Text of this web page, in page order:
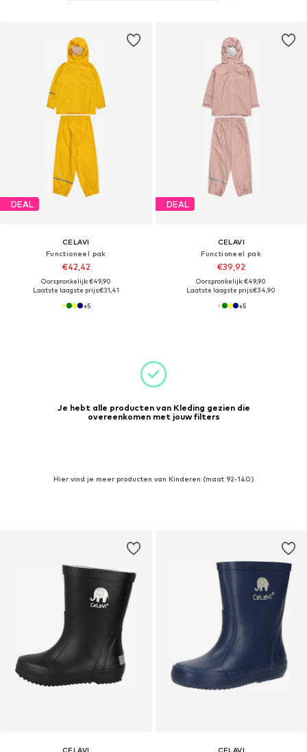
DEAL
CELAVI
Functioneel pak
€42,42
Oorspronkelijk: €49,90
Laatste laagste prijs:€31,41
+5
DEAL
CELAVI
Functioneel pak
€39,92
Oorspronkelijk: €49,90
Laatste laagste prijs:€34,90
+5
Je hebt alle producten van Kleding gezien die
overeenkomen met jouw filters
Hier vind je meer producten van Kinderen (maat 92-140)
CELAVI
CELAVI